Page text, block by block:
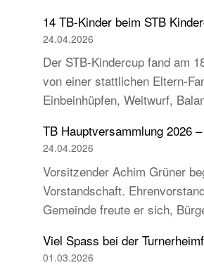
14 TB-Kinder beim STB
24.04.2026
Der STB-Kindercup fand am
von einer stattlichen Eltern-
Einbeinhüpfen, Weitwurf,
TB Hauptversammlung 2026
24.04.2026
Vorsitzender Achim Grüner
Vorstandschaft.
Gemeinde freute er sich,
Viel Spass bei der
01.03.2026